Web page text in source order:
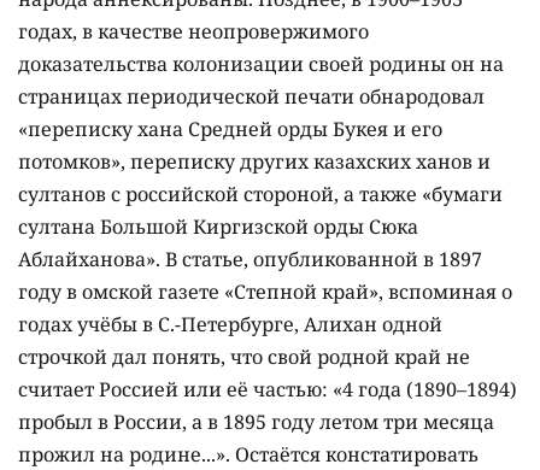
годах, в качестве неопровержимого
доказательства колонизации своей родины он на
страницах периодической печати обнародовал
«переписку хана Средней орды Букея и его
потомков», переписку других казахских ханов и
султанов с российской стороной, а также «бумаги
султана Большой Киргизской орды Сюка
Аблайханова». В статье, опубликованной в 1897
году в омской газете «Степной край», вспоминая о
годах учёбы в С.-Петербурге, Алихан одной
строчкой дал понять, что свой родной край не
считает Россией или её частью: «4 года (1890–1894)
пробыл в России, а в 1895 году летом три месяца
прожил на родине...». Остаётся констатировать